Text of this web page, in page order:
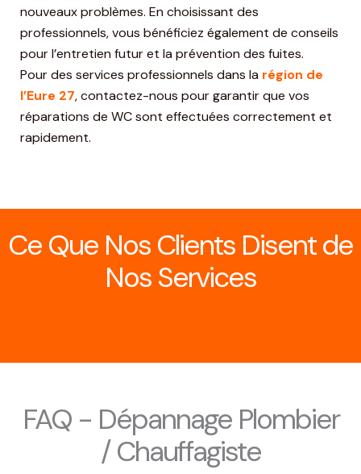
nouveaux problèmes. En choisissant des
professionnels, vous bénéficiez également de conseils
pour l’entretien futur et la prévention des fuites.
Pour des services professionnels dans la région de
l’Eure 27, contactez-nous pour garantir que vos
réparations de WC sont effectuées correctement et
rapidement.
Ce Que Nos Clients Disent de
Nos Services
FAQ - Dépannage Plombier
/ Chauffagiste